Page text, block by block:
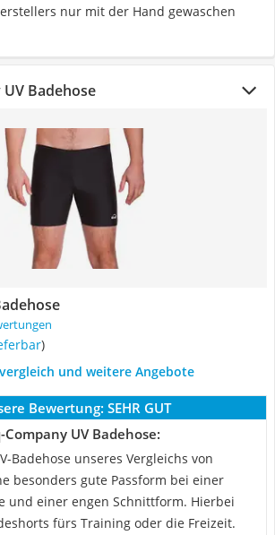
nur mit der Hand gewaschen
Badehose
)
und weitere Angebote
Bewertung: SEHR GUT
UV Badehose:
Badehose unseres Vergleichs von
besonders gute Passform bei einer
und einer engen Schnittform. Hierbei
fürs Training oder die Freizeit.